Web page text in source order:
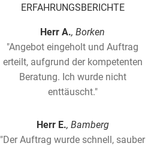
ERFAHRUNGSBERICHTE
Herr A., Borken
"Angebot eingeholt und Auftrag
erteilt, aufgrund der kompetenten
Beratung. Ich wurde nicht
enttäuscht."
Herr E., Bamberg
"Der Auftrag wurde schnell, sauber